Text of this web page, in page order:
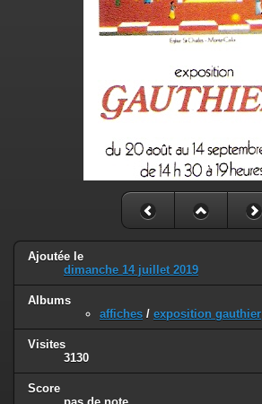
Ajoutée le
dimanche 14 juillet 2019
Albums
affiches / exposition gauthier
Visites
3130
Score